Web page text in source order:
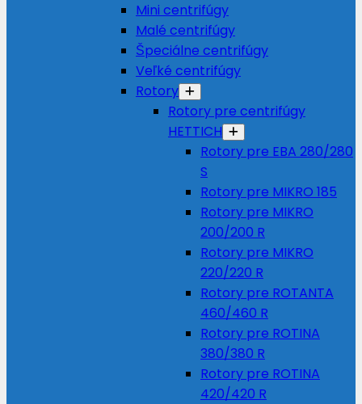
Mini centrifúgy
Malé centrifúgy
Špeciálne centrifúgy
Veľké centrifúgy
Rotory
Rotory pre centrifúgy
HETTICH
Rotory pre EBA 280/280
S
Rotory pre MIKRO 185
Rotory pre MIKRO
200/200 R
Rotory pre MIKRO
220/220 R
Rotory pre ROTANTA
460/460 R
Rotory pre ROTINA
380/380 R
Rotory pre ROTINA
420/420 R